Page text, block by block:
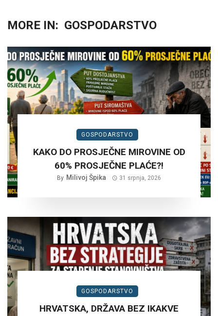
MORE IN: GOSPODARSTVO
GOSPODARSTVO
KAKO DO PROSJEČNE MIROVINE OD
60% PROSJEČNE PLAĆE?!
By Milivoj Špika 31 srpnja, 2026
GOSPODARSTVO
HRVATSKA, DRŽAVA BEZ IKAKVE